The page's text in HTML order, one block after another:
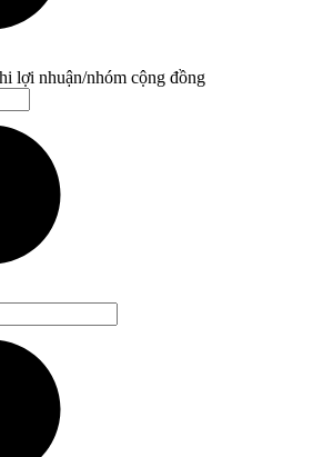
lợi nhuận/nhóm cộng đồng